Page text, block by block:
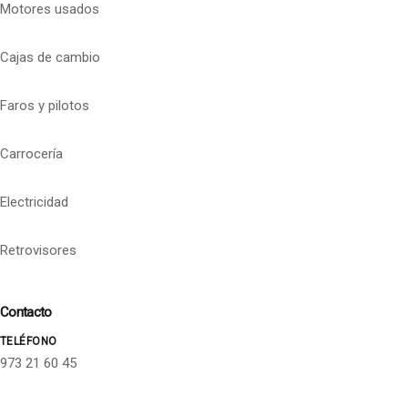
Motores usados
Cajas de cambio
Faros y pilotos
Carrocería
Electricidad
Retrovisores
Contacto
TELÉFONO
973 21 60 45